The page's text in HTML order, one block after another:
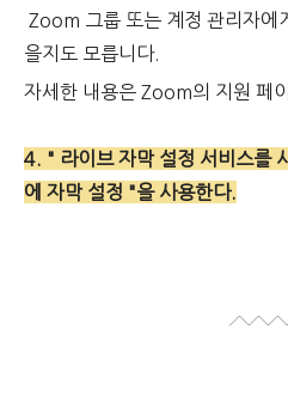
Zoom 그룹 또는 계정 관리자에
을지도 모릅니다.
자세한 내용은 Zoom의 지원 페
4. " 라이브 자막 설정 서비스를
에 자막 설정 "을 사용한다.